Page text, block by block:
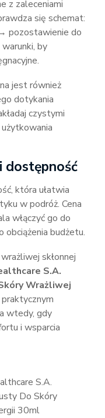
z zaleceniami
się schemat:
pozostawienie do
by
jest również
dotykania
czystymi
dostępność
która ułatwia
w podróż. Cena
włączyć go do
obciążenia budżetu.
skłonnej
S.A.
Wrażliwej
wtedy, gdy
i wsparcia
S.A.
Do Skóry
30ml